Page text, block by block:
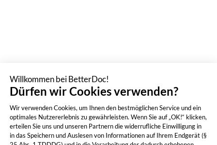
Willkommen bei BetterDoc!
Dürfen wir Cookies verwenden?
Wir verwenden Cookies, um Ihnen den bestmöglichen Service und ein
optimales Nutzererlebnis zu gewährleisten. Wenn Sie auf „OK!“ klicken,
erteilen Sie uns und unseren Partnern die widerrufliche Einwilligung in
in das Speichern und Auslesen von Informationen auf Ihrem Endgerät (§